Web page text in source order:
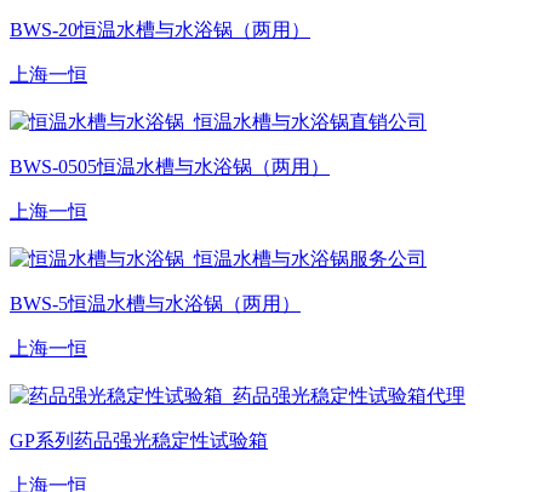
BWS-20恒温水槽与水浴锅（两用）
上海一恒
BWS-0505恒温水槽与水浴锅（两用）
上海一恒
BWS-5恒温水槽与水浴锅（两用）
上海一恒
GP系列药品强光稳定性试验箱
上海一恒